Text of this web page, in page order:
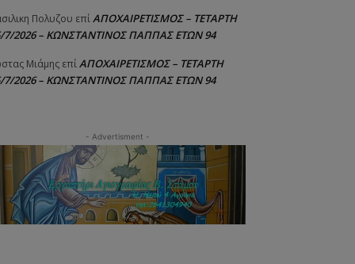
Πολυζου επίΑΠΟΧΑΙΡΕΤΙΣΜΟΣ – ΤΕΤΑΡΤΗ
7/2026 – ΚΩΝΣΤΑΝΤΙΝΟΣ ΠΑΠΠΑΣ ΕΤΩΝ 94
Μιάμης επίΑΠΟΧΑΙΡΕΤΙΣΜΟΣ – ΤΕΤΑΡΤΗ
7/2026 – ΚΩΝΣΤΑΝΤΙΝΟΣ ΠΑΠΠΑΣ ΕΤΩΝ 94
- Advertisment -